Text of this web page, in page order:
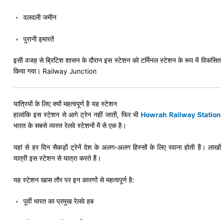
दलदली जमीन
पुरानी इमारतें
इसी वजह से ब्रिटिश शासन के दौरान इस स्टेशन को टर्मिनल स्टेशन के रूप में विकसित
किया गया। Railway Junction
यात्रियों के लिए क्यों महत्वपूर्ण है यह स्टेशन
हालांकि इस स्टेशन से आगे ट्रेन नहीं जाती, फिर भीHowrah Railway Station
भारत के सबसे व्यस्त रेलवे स्टेशनों में से एक है।
यहां से हर दिन सैकड़ों ट्रेनें देश के अलग-अलग हिस्सों के लिए रवाना होती हैं। लाखों
यात्री इस स्टेशन से यात्रा करते हैं।
यह स्टेशन खास तौर पर इन कारणों से महत्वपूर्ण है:
पूर्वी भारत का प्रमुख रेलवे हब